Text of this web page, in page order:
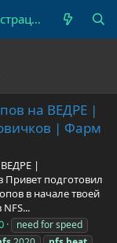
Регистрация
на ВЕДРЕ |
| Фарм
ВЕДРЕ |
Привет подготовил
в начале твоей
need for speed